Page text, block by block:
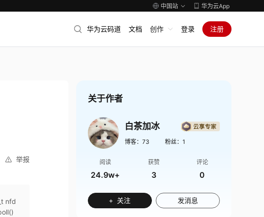
中国站 华为云App
华为云码道 文档 创作 登录 注册
举报
nfd
关于作者
白茶加冰
博客： 73 粉丝： 1
阅读
24.9w+
获赞
3
评论
0
+ 关注 发消息